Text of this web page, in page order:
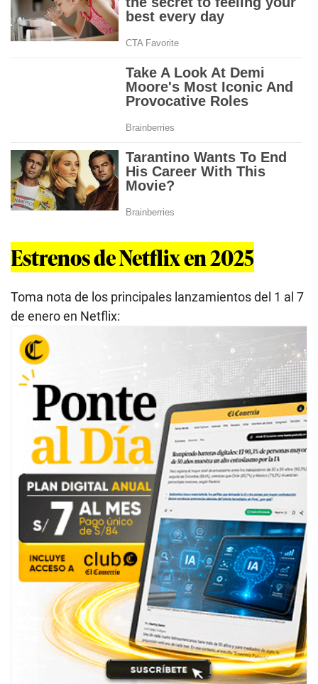
Estrenos de Netflix en 2025
Toma nota de los principales lanzamientos del 1 al 7
de enero en Netflix: